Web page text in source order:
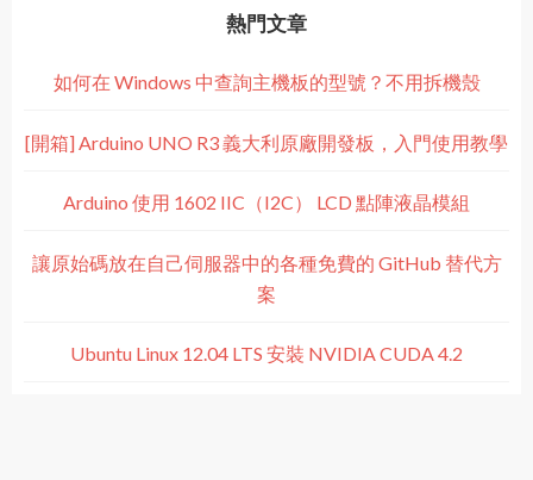
熱門文章
如何在 Windows 中查詢主機板的型號？不用拆機殼
[開箱] Arduino UNO R3 義大利原廠開發板，入門使用教學
Arduino 使用 1602 IIC（I2C） LCD 點陣液晶模組
讓原始碼放在自己伺服器中的各種免費的 GitHub 替代方
案
Ubuntu Linux 12.04 LTS 安裝 NVIDIA CUDA 4.2